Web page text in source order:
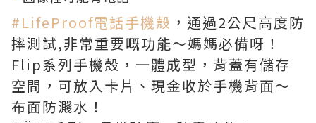
#LifeProof電話手機殼 ，通過2公尺高度防
摔測試,非常重要嘅功能～媽媽必備呀！
Flip系列手機殼，一體成型，背蓋有儲存
空間，可放入卡片、現金收於手機背面～
布面防濺水！